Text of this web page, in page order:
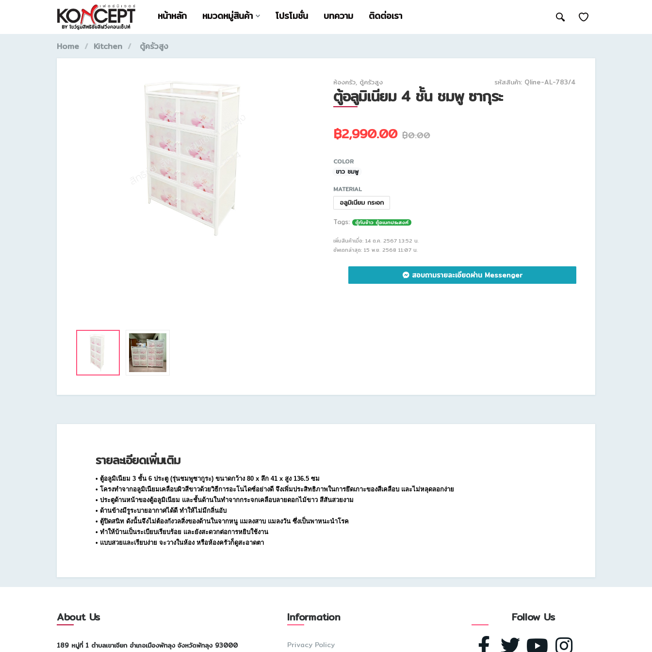
หน้าหลัก หมวดหมู่สินค้า โปรโมชั่น บทความ ติดต่อเรา
Home Kitchen ตู้ครัวสูง
ห้องครัว, ตู้ครัวสูง รหัสสินค้า: Qline-AL-783/4
ตู้อลูมิเนียม 4 ชั้น ชมพู ซากุระ
฿2,990.00 ฿0.00
COLOR
ขาว ชมพู
MATERIAL
อลูมิเนียม กระจก
Tags:
ตู้กับข้าว ตู้อเนกประสงค์
เพิ่มสินค้าเมื่อ: 14 ต.ค. 2567 13:52 น.
อัพเดทล่าสุด: 15 พ.ย. 2568 11:07 น.
สอบถามรายละเอียดผ่าน Messenger
รายละเอียดเพิ่มเติม
• ตู้อลูมิเนียม 3 ชั้น 6 ประตู (รุ่นชมพูซากูระ) ขนาดกว้าง 80 x ลึก 41 x สูง 136.5 ซม
• โครงทำจากอลูมิเนียมเคลือบผิวสีขาวด้วยวิธีการอะโนไดซ์อย่างดี จึงเพิ่มประสิทธิภาพในการยึดเกาะของสีเคลือบ และไม่หลุดลอกง่าย
• ประตูด้านหน้าของตู้อลูมิเนียม และชั้นด้านในทำจากกระจกเคลือบลายดอกไม้ขาว สีสันสวยงาม
• ด้านข้างมีรูระบายอากาศได้ดี ทำให้ไม่มีกลิ่นอับ
• ตู้ปิดสนิท ดังนั้นจึงไม่ต้องกังวลสิ่งของด้านในจากหนู แมลงสาบ แมลงวัน ซึ่งเป็นพาหนะนำโรค
• ทำให้บ้านเป็นระเบียบเรียบร้อย และยังสะดวกต่อการหยิบใช้งาน
• แบบสวยและเรียบง่าย จะวางในห้อง หรือห้องครัวก็ดูสะอาดตา
About Us
189 หมู่ที่ 1 ตำบลเขาเจียก อำเภอเมืองพัทลุง จังหวัดพัทลุง 93000
Information
Privacy Policy
Follow Us